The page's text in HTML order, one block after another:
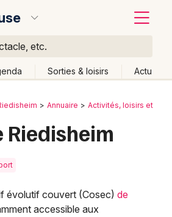
etc.
Sorties & loisirs Actu
Annuaire Activités, loisirs et
Riedisheim
évolutif couvert (Cosec) de
accessible aux
Changer de lieu